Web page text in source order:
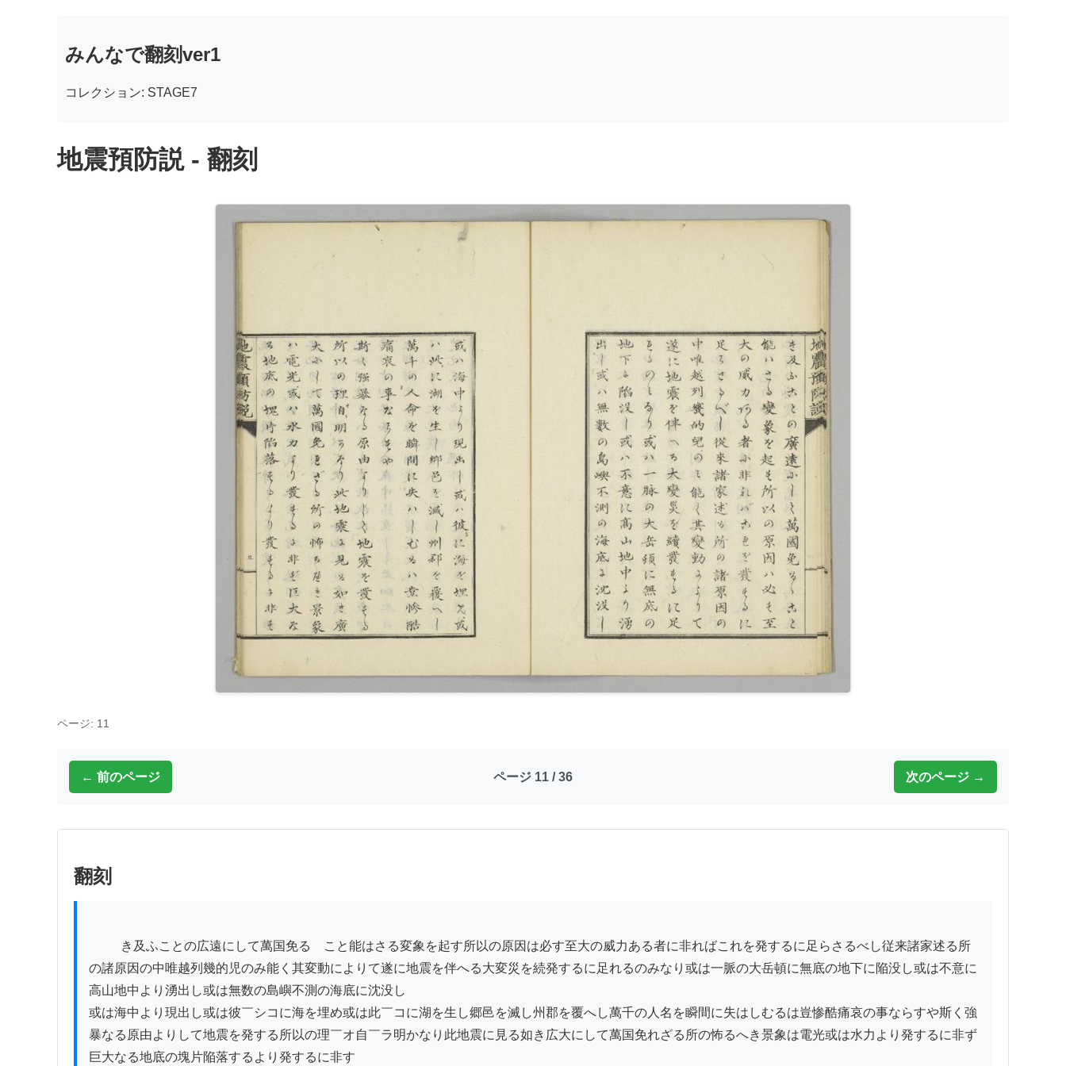
みんなで翻刻ver1
コレクション: STAGE7
地震預防説 - 翻刻
ページ: 11
← 前のページ ページ 11 / 36 次のページ →
翻刻
の諸原因の中唯越列幾的児のみ能く其変動によりて遂に地震を伴へる大変災を続発するに足れるのみなり或は一脈の大岳頓に無底の地下に陥没し或は不意に
高山地中より湧出し或は無数の島嶼不測の海底に沈没し
或は海中より現出し或は彼￣シコに海を埋め或は此￣コに湖を生し郷邑を滅し州郡を覆へし萬千の人名を瞬間に失はしむるは豈惨酷痛哀の事ならすや斯く強
暴なる原由よりして地震を発する所以の理￣オ自￣ラ明かなり此地震に見る如き広大にして萬国免れざる所の怖るへき景象は電光或は水力より発するに非ず
巨大なる地底の塊片陥落するより発するに非す